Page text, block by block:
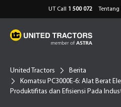
UT Call 1 500 072 Tentang
United Tractors
Berita
Komatsu PC3000E-6: Alat Berat
Produktifitas dan Efisiensi Pada